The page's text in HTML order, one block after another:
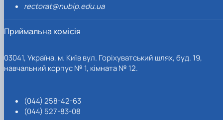
rectorat@nubip.edu.ua
Приймальна комісія
03041, Україна, м. Київ вул. Горіхуватський шлях, буд. 19,
навчальний корпус № 1, кімната № 12.
(044) 258-42-63
(044) 527-83-08